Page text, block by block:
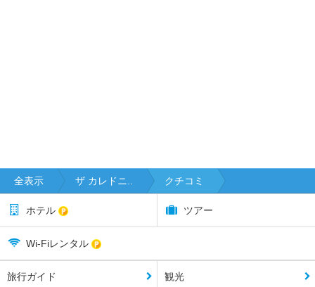
全表示 ザ カレドニ.. クチコミ
ホテル ツアー
Wi-Fiレンタル
旅行ガイド 観光